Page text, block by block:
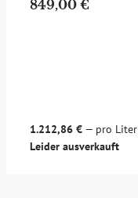
849,00 €
1.212,86 € — pro Liter
Leider ausverkauft